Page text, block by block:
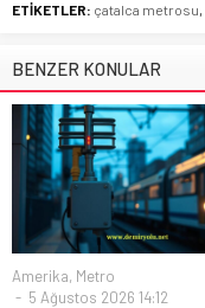
ETİKETLER: çatalca metrosu,
BENZER KONULAR
Amerika, Metro
5 Ağustos 2026 14:12